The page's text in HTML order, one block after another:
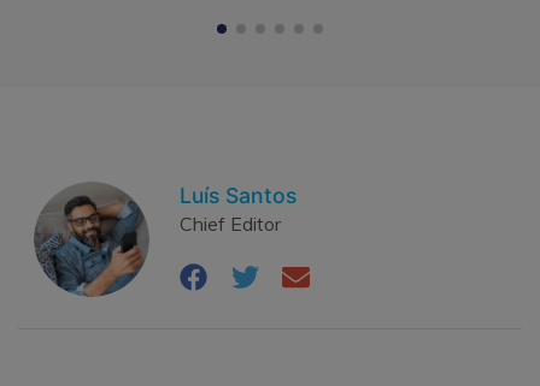
Luís Santos
Chief Editor